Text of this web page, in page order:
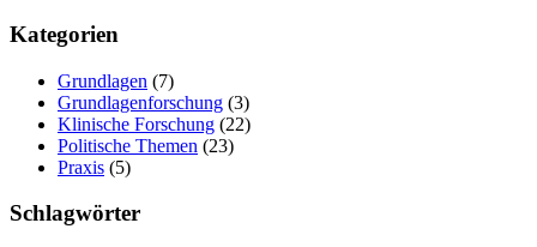
Kategorien
Grundlagen (7)
Grundlagenforschung (3)
Klinische Forschung (22)
Politische Themen (23)
Praxis (5)
Schlagwörter